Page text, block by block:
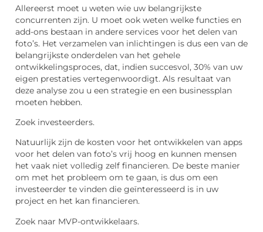
Allereerst moet u weten wie uw belangrijkste
concurrenten zijn. U moet ook weten welke functies en
add-ons bestaan ​​in andere services voor het delen van
foto’s. Het verzamelen van inlichtingen is dus een van de
belangrijkste onderdelen van het gehele
ontwikkelingsproces, dat, indien succesvol, 30% van uw
eigen prestaties vertegenwoordigt. Als resultaat van
deze analyse zou u een strategie en een businessplan
moeten hebben.
Zoek investeerders.
Natuurlijk zijn de kosten voor het ontwikkelen van apps
voor het delen van foto’s vrij hoog en kunnen mensen
het vaak niet volledig zelf financieren. De beste manier
om met het probleem om te gaan, is dus om een ​​
investeerder te vinden die geïnteresseerd is in uw
project en het kan financieren.
Zoek naar MVP-ontwikkelaars.